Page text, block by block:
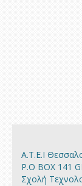
Α.Τ.Ε.Ι
P.O BOX 141
Σχολή